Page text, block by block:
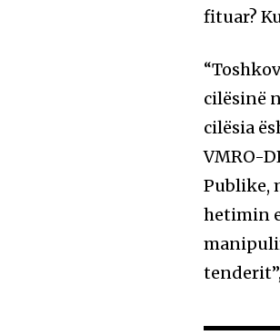
fituar?
cilësinë
cilësia
VMRO-
Publike,
hetimin